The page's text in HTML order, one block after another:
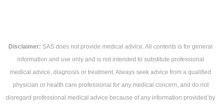
Disclaimer: SAS does not provide medical advice. All contents is for general
information and use only and is not intended to substitute professional
medical advice, diagnosis or treatment. Always seek advice from a qualified
physician or health care professional for any medical concern, and do not
disregard professional medical advice because of any information provided by